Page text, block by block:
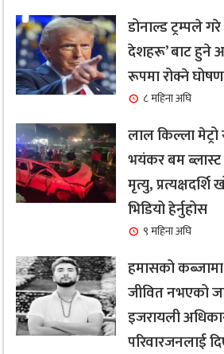
डोनाल्ड ट्रम्पले गरे
देशहरू’ बाट हुने
रूपमा रोक्ने
८ महिना अघि
लाल किल्ला
भयंकर बम
मृत्यु,
भिडियो हेर्नुहोस
९ महिना अघि
हमासको
जीवित नभएको
इजरायली
परिवारजनलाई